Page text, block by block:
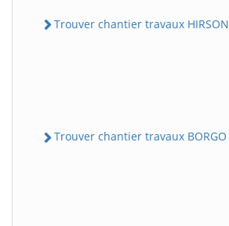
Trouver chantier travaux HIRSON
Trouver chantier travaux BORGO